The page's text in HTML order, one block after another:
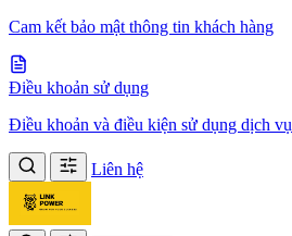
Cam kết bảo mật thông tin khách hàng
Điều khoản sử dụng
Điều khoản và điều kiện sử dụng dịch vụ
Liên hệ